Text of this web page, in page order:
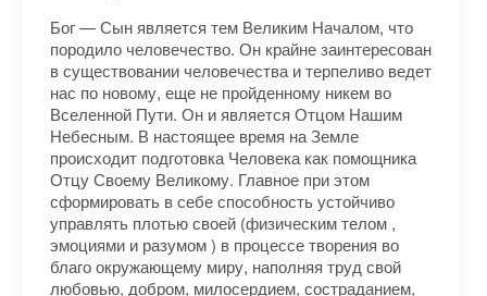
Бог — Сын является тем Великим Началом, что
породило человечество. Он крайне заинтересован
в существовании человечества и терпеливо ведет
нас по новому, еще не пройденному никем во
Вселенной Пути. Он и является Отцом Нашим
Небесным. В настоящее время на Земле
происходит подготовка Человека как помощника
Отцу Своему Великому. Главное при этом
сформировать в себе способность устойчиво
управлять плотью своей (физическим телом ,
эмоциями и разумом ) в процессе творения во
благо окружающему миру, наполняя труд свой
любовью, добром, милосердием, состраданием,